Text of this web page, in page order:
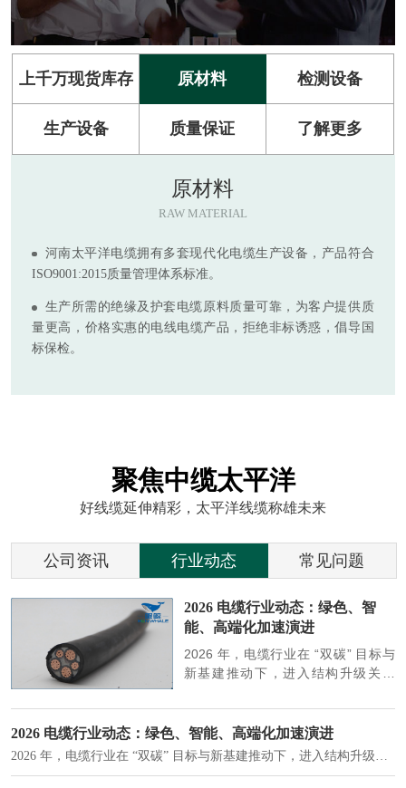
上千万现货库存 原材料 检测设备
生产设备 质量保证 了解更多
原材料
RAW MATERIAL
河南太平洋电缆拥有多套现代化电缆生产设备，产品符合
ISO9001:2015质量管理体系标准。
生产所需的绝缘及护套电缆原料质量可靠，为客户提供质
量更高，价格实惠的电线电缆产品，拒绝非标诱惑，倡导国
标保检。
聚焦中缆太平洋
好线缆延伸精彩，太平洋线缆称雄未来
公司资讯 行业动态 常见问题
2026 电缆行业动态：绿色、智
能、高端化加速演进
2026 年，电缆行业在 “双碳” 目标与
新基建推动下，进入结构升级关键
大清晰趋势，市场格局持续优化。
2026 电缆行业动态：绿色、智能、高端化加速演进